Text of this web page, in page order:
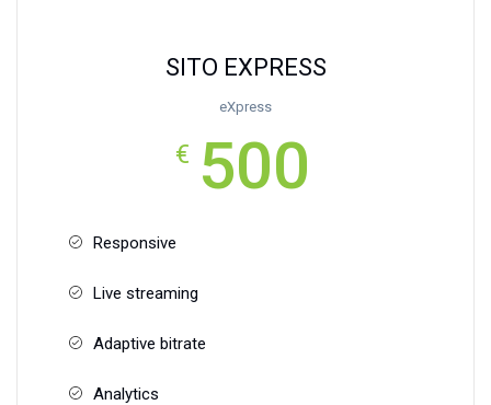
SITO EXPRESS
eXpress
€ 500
Responsive
Live streaming
Adaptive bitrate
Analytics